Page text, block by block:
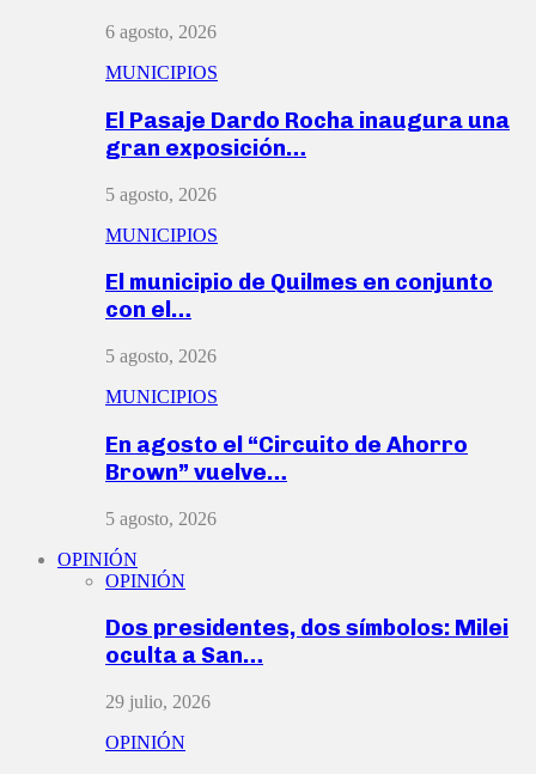
6 agosto, 2026
MUNICIPIOS
El Pasaje Dardo Rocha inaugura una
gran exposición…
5 agosto, 2026
MUNICIPIOS
El municipio de Quilmes en conjunto
con el…
5 agosto, 2026
MUNICIPIOS
En agosto el “Circuito de Ahorro
Brown” vuelve…
5 agosto, 2026
OPINIÓN
OPINIÓN
Dos presidentes, dos símbolos: Milei
oculta a San…
29 julio, 2026
OPINIÓN